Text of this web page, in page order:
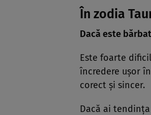
În zodia
Dacă este bărbat
Este foarte
încredere uşor
corect şi sincer.
Dacă ai